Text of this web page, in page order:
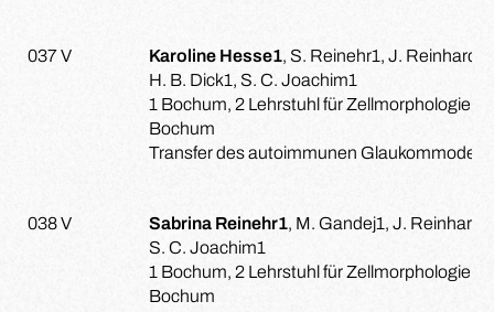
037 V Karoline Hesse1, S. Reinehr1, J.
H. B. Dick1, S. C. Joachim1
1 Bochum, 2 Lehrstuhl für Zellmorphologie
Bochum
Transfer des autoimmunen
038 V Sabrina Reinehr1, M. Gandej1, J.
S. C. Joachim1
1 Bochum, 2 Lehrstuhl für Zellmorphologie
Bochum